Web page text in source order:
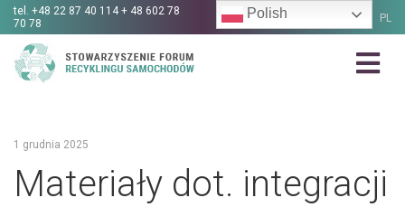
tel. +48 22 87 40 114 + 48 602 78
70 78
PL
1 grudnia 2025
Materiały dot. integracji
Polish